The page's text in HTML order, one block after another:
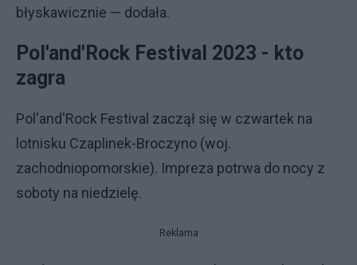
błyskawicznie — dodała.
Pol'and'Rock Festival 2023 - kto
zagra
Pol'and'Rock Festival zaczął się w czwartek na
lotnisku Czaplinek-Broczyno (woj.
zachodniopomorskie). Impreza potrwa do nocy z
soboty na niedzielę.
Reklama